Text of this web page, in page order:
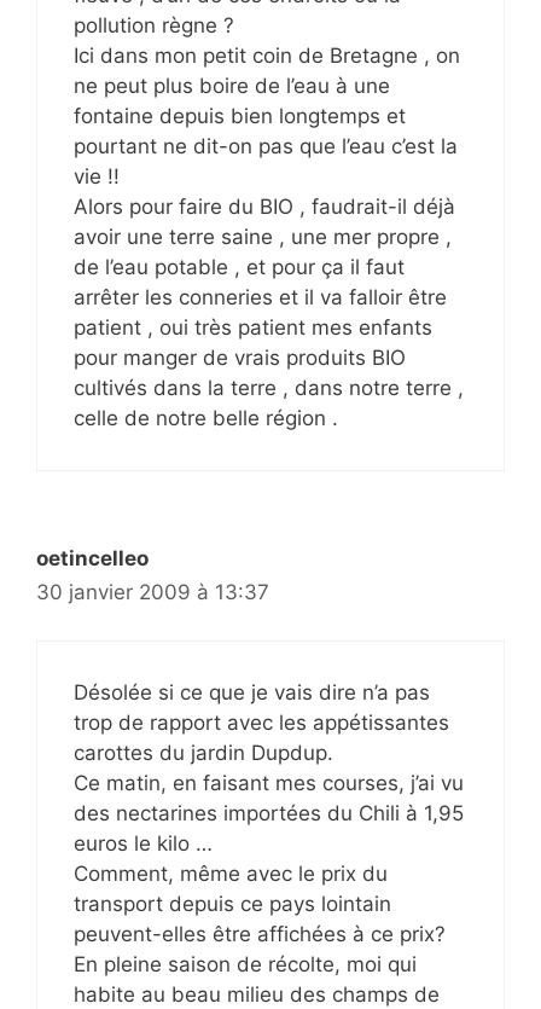
pollution règne ?
Ici dans mon petit coin de Bretagne , on
ne peut plus boire de l’eau à une
fontaine depuis bien longtemps et
pourtant ne dit-on pas que l’eau c’est la
vie !!
Alors pour faire du BIO , faudrait-il déjà
avoir une terre saine , une mer propre ,
de l’eau potable , et pour ça il faut
arrêter les conneries et il va falloir être
patient , oui très patient mes enfants
pour manger de vrais produits BIO
cultivés dans la terre , dans notre terre ,
celle de notre belle région .
oetincelleo
30 janvier 2009 à 13:37
Désolée si ce que je vais dire n’a pas
trop de rapport avec les appétissantes
carottes du jardin Dupdup.
Ce matin, en faisant mes courses, j’ai vu
des nectarines importées du Chili à 1,95
euros le kilo …
Comment, même avec le prix du
transport depuis ce pays lointain
peuvent-elles être affichées à ce prix?
En pleine saison de récolte, moi qui
habite au beau milieu des champs de